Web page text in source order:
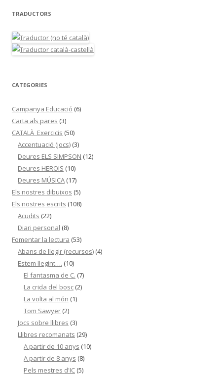
TRADUCTORS
CATEGORIES
Campanya Educació (6)
Carta als pares (3)
CATALÀ_Exercicis (50)
Accentuació (jocs) (3)
Deures ELS SIMPSON (12)
Deures HEROIS (10)
Deures MÚSICA (17)
Els nostres dibuixos (5)
Els nostres escrits (108)
Acudits (22)
Diari personal (8)
Fomentar la lectura (53)
Abans de llegir (recursos) (4)
Estem llegint…. (10)
El fantasma de C. (7)
La crida del bosc (2)
La volta al món (1)
Tom Sawyer (2)
Jocs sobre llibres (3)
Llibres recomanats (29)
A partir de 10 anys (10)
A partir de 8 anys (8)
Pels mestres d'IC (5)